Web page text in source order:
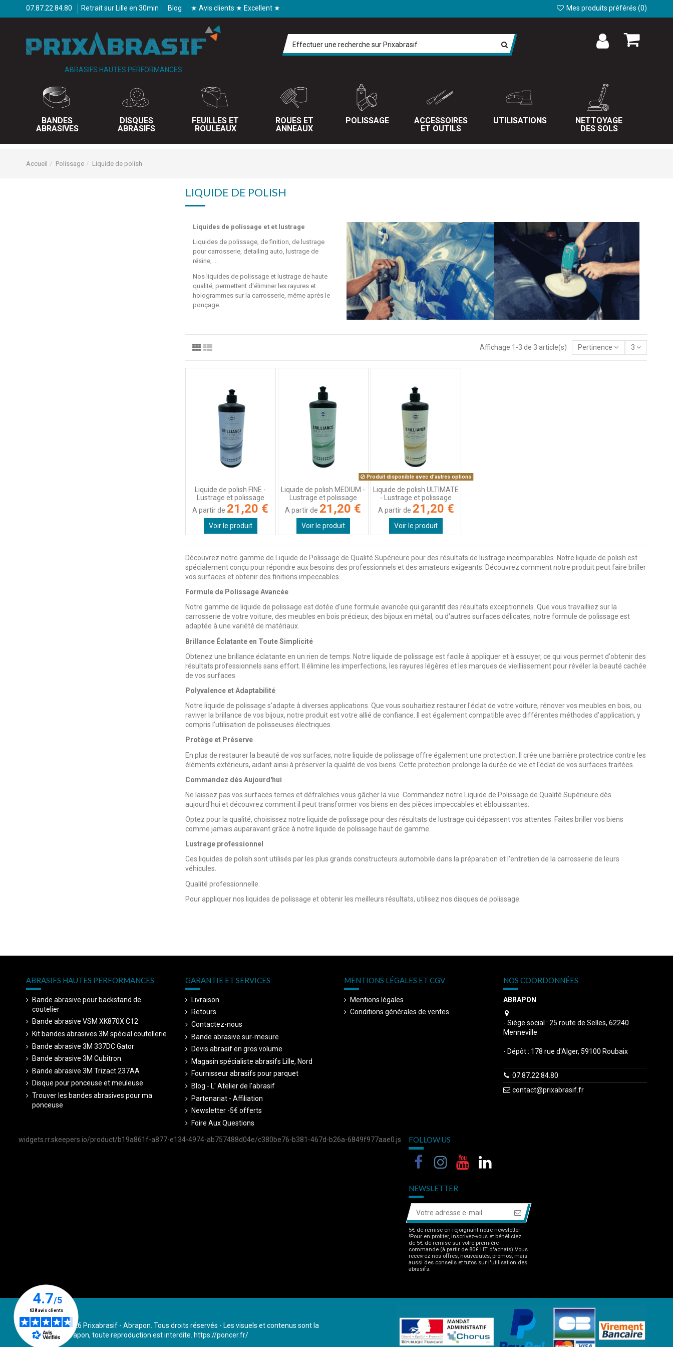
07.87.22.84.80 Retrait sur Lille en 30min Blog ★ Avis clients ★ Excellent ★ Mes produits préférés (0)
ABRASIFS HAUTES PERFORMANCES
BANDES
ABRASIVES
DISQUES
ABRASIFS
FEUILLES ET
ROULEAUX
ROUES ET
ANNEAUX
POLISSAGE
ACCESSOIRES
ET OUTILS
UTILISATIONS
NETTOYAGE
DES SOLS
Accueil Polissage Liquide de polish
LIQUIDE DE POLISH
Liquides de polissage et et lustrage
Liquides de polissage, de finition, de lustrage
pour carrosserie, detailing auto, lustrage de
résine, ...
Nos liquides de polissage et lustrage de haute
qualité, permettent d'éliminer les rayures et
hologrammes sur la carrosserie, même après le
ponçage.
Affichage 1-3 de 3 article(s) Pertinence 3
Liquide de polish FINE -
Lustrage et polissage
A partir de 21,20 €
Voir le produit
Liquide de polish MEDIUM -
Lustrage et polissage
A partir de 21,20 €
Voir le produit
Produit disponible avec d'autres options
Liquide de polish ULTIMATE
- Lustrage et polissage
A partir de 21,20 €
Voir le produit
Découvrez notre gamme de Liquide de Polissage de Qualité Supérieure pour des résultats de lustrage incomparables. Notre liquide de polish est
spécialement conçu pour répondre aux besoins des professionnels et des amateurs exigeants. Découvrez comment notre produit peut faire briller
vos surfaces et obtenir des finitions impeccables.
Formule de Polissage Avancée
Notre gamme de liquide de polissage est dotée d'une formule avancée qui garantit des résultats exceptionnels. Que vous travailliez sur la
carrosserie de votre voiture, des meubles en bois précieux, des bijoux en métal, ou d'autres surfaces délicates, notre formule de polissage est
adaptée à une variété de matériaux.
Brillance Éclatante en Toute Simplicité
Obtenez une brillance éclatante en un rien de temps. Notre liquide de polissage est facile à appliquer et à essuyer, ce qui vous permet d'obtenir des
résultats professionnels sans effort. Il élimine les imperfections, les rayures légères et les marques de vieillissement pour révéler la beauté cachée
de vos surfaces.
Polyvalence et Adaptabilité
Notre liquide de polissage s'adapte à diverses applications. Que vous souhaitiez restaurer l'éclat de votre voiture, rénover vos meubles en bois, ou
raviver la brillance de vos bijoux, notre produit est votre allié de confiance. Il est également compatible avec différentes méthodes d'application, y
compris l'utilisation de polisseuses électriques.
Protège et Préserve
En plus de restaurer la beauté de vos surfaces, notre liquide de polissage offre également une protection. Il crée une barrière protectrice contre les
éléments extérieurs, aidant ainsi à préserver la qualité de vos biens. Cette protection prolonge la durée de vie et l'éclat de vos surfaces traitées.
Commandez dès Aujourd'hui
Ne laissez pas vos surfaces ternes et défraîchies vous gâcher la vue. Commandez notre Liquide de Polissage de Qualité Supérieure dès
aujourd'hui et découvrez comment il peut transformer vos biens en des pièces impeccables et éblouissantes.
Optez pour la qualité, choisissez notre liquide de polissage pour des résultats de lustrage qui dépassent vos attentes. Faites briller vos biens
comme jamais auparavant grâce à notre liquide de polissage haut de gamme.
Lustrage professionnel
Ces liquides de polish sont utilisés par les plus grands constructeurs automobile dans la préparation et l'entretien de la carrosserie de leurs
véhicules.
Qualité professionnelle.
Pour appliquer nos liquides de polissage et obtenir les meilleurs résultats, utilisez nos disques de polissage.
ABRASIFS HAUTES PERFORMANCES
Bande abrasive pour backstand de
coutelier
Bande abrasive VSM XK870X C12
Kit bandes abrasives 3M spécial coutellerie
Bande abrasive 3M 337DC Gator
Bande abrasive 3M Cubitron
Bande abrasive 3M Trizact 237AA
Disque pour ponceuse et meuleuse
Trouver les bandes abrasives pour ma
ponceuse
GARANTIE ET SERVICES
Livraison
Retours
Contactez-nous
Bande abrasive sur-mesure
Devis abrasif en gros volume
Magasin spécialiste abrasifs Lille, Nord
Fournisseur abrasifs pour parquet
Blog - L' Atelier de l'abrasif
Partenariat - Affiliation
Newsletter -5€ offerts
Foire Aux Questions
MENTIONS LÉGALES ET CGV
Mentions légales
Conditions générales de ventes
NOS COORDONNÉES
ABRAPON
- Siège social : 25 route de Selles, 62240
Menneville
- Dépôt : 178 rue d'Alger, 59100 Roubaix
07.87.22.84.80
contact@prixabrasif.fr
widgets.rr.skeepers.io/product/b19a861f-a877-e134-4974-ab757488d04e/c380be76-b381-467d-b26a-6849f977aae0.js FOLLOW US
NEWSLETTER
5€ de remise en rejoignant notre newsletter
!Pour en profiter, inscrivez-vous et bénéficiez
de 5€ de remise sur votre première
commande (à partir de 80€ HT d'achats).Vous
recevrez nos offres, nouveautés, promos, mais
aussi des conseils et tutos sur l'utilisation des
abrasifs.
Copyright © 2026 Prixabrasif - Abrapon. Tous droits réservés - Les visuels et contenus sont la
propriété d'Abrapon, toute reproduction est interdite. https://poncer.fr/